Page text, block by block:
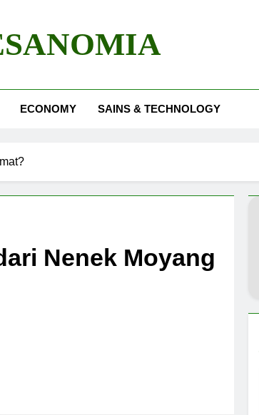
ECONOMY SAINS & TECHNOLOGY
Nenek Moyang